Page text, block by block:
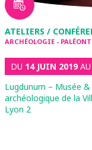
ATELIERS /
ARCHÉOLOGIE -
DU 14 JUIN 2019AU
Lugdunum – Musée
archéologique de la
Lyon 2